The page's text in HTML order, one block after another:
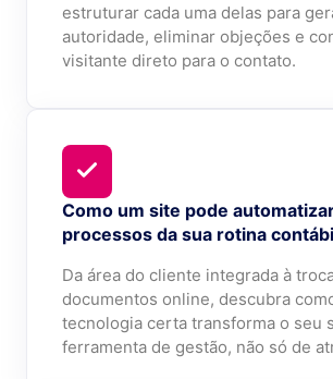
estruturar cada uma delas para
autoridade, eliminar objeções e
visitante direto para o contato.
Como um site pode
processos da sua rotina
Da área do cliente integrada à
documentos online, descubra
tecnologia certa transforma o seu
ferramenta de gestão, não só de